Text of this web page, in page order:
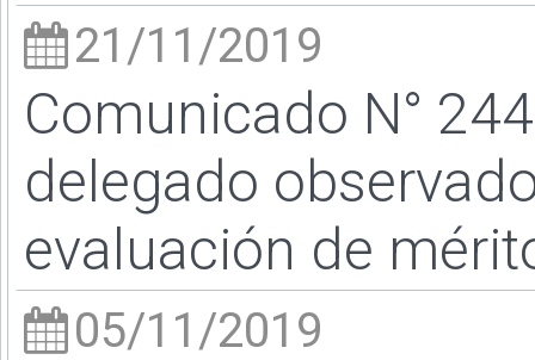
21/11/2019
Comunicado N°
delegado
evaluación de
05/11/2019